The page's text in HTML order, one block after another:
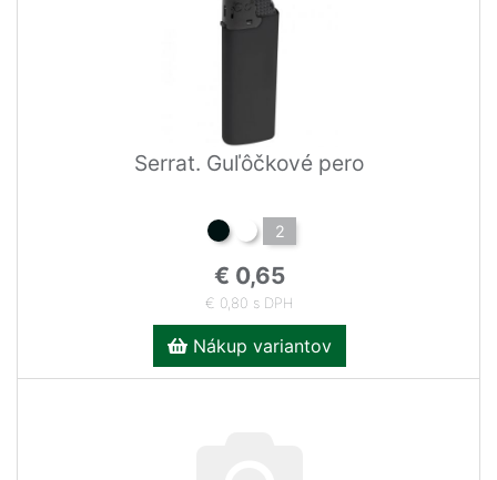
Serrat. Guľôčkové pero
2
€ 0,65
€ 0,80 s DPH
Nákup variantov